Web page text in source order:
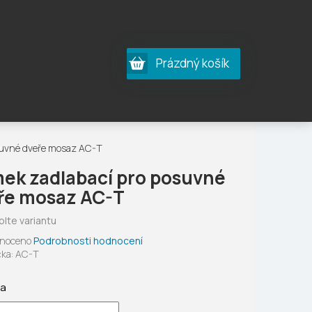
Nákupní
košík
Prázdný košík
zadlabací pro posuvné
mosaz AC-T
variantu
Podrobnosti hodnocení
AC-T
dveře mosaz AC-T